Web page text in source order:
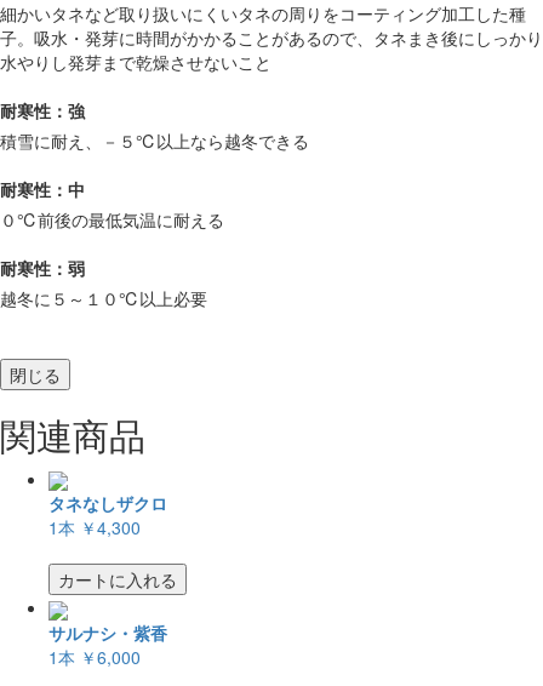
細かいタネなど取り扱いにくいタネの周りをコーティング加工した種
子。吸水・発芽に時間がかかることがあるので、タネまき後にしっかり
水やりし発芽まで乾燥させないこと
耐寒性：強
積雪に耐え、－５℃以上なら越冬できる
耐寒性：中
０℃前後の最低気温に耐える
耐寒性：弱
越冬に５～１０℃以上必要
閉じる
関連商品
タネなしザクロ
1本 ￥4,300
カートに入れる
サルナシ・紫香
1本 ￥6,000